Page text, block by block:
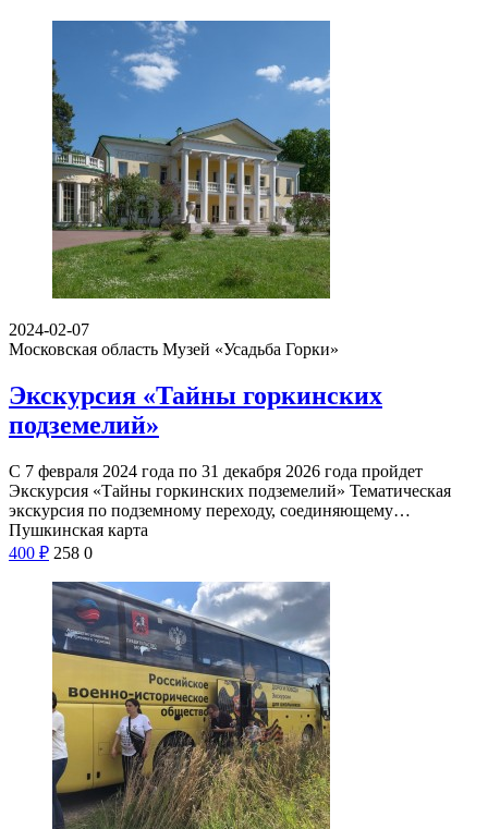
2024-02-07
Московская область Музей «Усадьба Горки»
Экскурсия «Тайны горкинских
подземелий»
С 7 февраля 2024 года по 31 декабря 2026 года пройдет
Экскурсия «Тайны горкинских подземелий» Тематическая
экскурсия по подземному переходу, соединяющему…
Пушкинская карта
400 ₽ 258 0